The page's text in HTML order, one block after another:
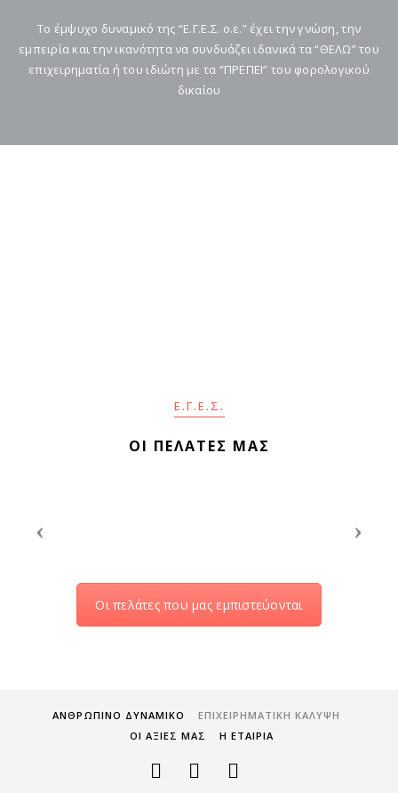
Το έμψυχο δυναμικό της “Ε.Γ.Ε.Σ. ο.ε.” έχει την γνώση, την
εμπειρία και την ικανότητα να συνδυάζει ιδανικά τα “ΘΕΛΩ” του
επιχειρηματία ή του ιδιώτη με τα “ΠΡΕΠΕΙ” του φορολογικού
δικαίου
Ε.Γ.Ε.Σ.
ΟΙ ΠΕΛΑΤΕΣ ΜΑΣ
Οι πελάτες που μας εμπιστεύονται
ΑΝΘΡΩΠΙΝΟ ΔΥΝΑΜΙΚΟ
ΕΠΙΧΕΙΡΗΜΑΤΙΚΗ ΚΑΛΥΨΗ
ΟΙ ΑΞΙΕΣ ΜΑΣ
Η ΕΤΑΙΡΙΑ